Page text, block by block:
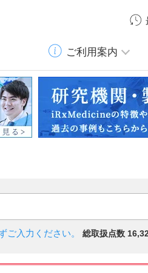
ご利用案内
ご入力ください。 総取扱点数